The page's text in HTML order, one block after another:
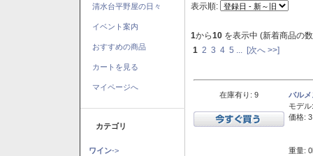
清水台平野屋の日々
イベント案内
おすすめの商品
カートを見る
マイページへ
カテゴリ
ワイン->
表示順:
1から10 を表示中 (新着商品の
1 2 3 4 5 [次へ >>]
在庫有り: 9
バル
モデル:
価格:
重量: